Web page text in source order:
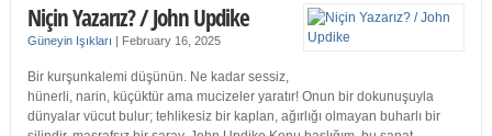
Niçin Yazarız? / John Updike
Güneyin Işıkları | February 16, 2025
Bir kurşunkalemi düşünün. Ne kadar sessiz,
hünerli, narin, küçüktür ama mucizeler yaratır! Onun bir dokunuşuyla
dünyalar vücut bulur; tehlikesiz bir kaplan, ağırlığı olmayan buharlı bir